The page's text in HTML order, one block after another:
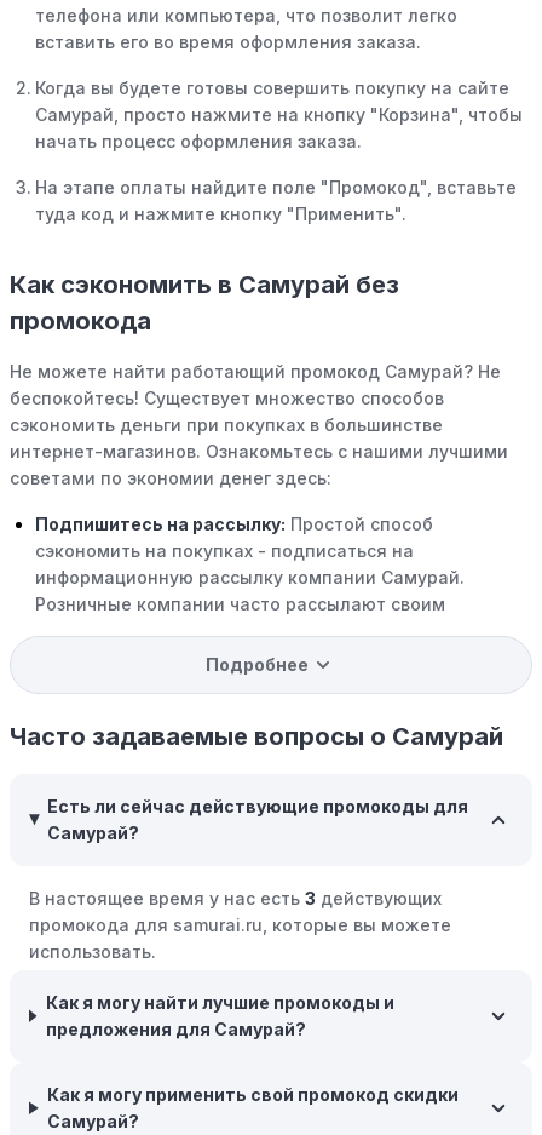
телефона или компьютера, что позволит легко
вставить его во время оформления заказа.
Когда вы будете готовы совершить покупку на сайте
Самурай, просто нажмите на кнопку "Корзина", чтобы
начать процесс оформления заказа.
На этапе оплаты найдите поле "Промокод", вставьте
туда код и нажмите кнопку "Применить".
Как сэкономить в Самурай без
промокода
Не можете найти работающий промокод Самурай? Не
беспокойтесь! Существует множество способов
сэкономить деньги при покупках в большинстве
интернет-магазинов. Ознакомьтесь с нашими лучшими
советами по экономии денег здесь:
Подпишитесь на рассылку: Простой способ
сэкономить на покупках - подписаться на
информационную рассылку компании Самурай.
Розничные компании часто рассылают своим
доступ к распродажам.
компании Самурай есть программы поощрения,
позволяющие зарабатывать баллы или cashback на
скидки или будущие покупки.
пятница" или сезонными акциями. В такие периоды
розничные компании часто предлагают значительные
скидки.
Бросьте корзину:Если Вы не торопитесь с покупкой,
добавьте товары в корзину и оставьте их на день или
вероятность того, что интернет-магазины, включая
Самурай, могут прислать вам код скидки, чтобы
Подробнее
Часто задаваемые вопросы о Самурай
Есть ли сейчас действующие промокоды для
Самурай?
В настоящее время у нас есть 3 действующих
промокода для samurai.ru, которые вы можете
использовать.
Как я могу найти лучшие промокоды и
предложения для Самурай?
Как я могу применить свой промокод скидки
Самурай?